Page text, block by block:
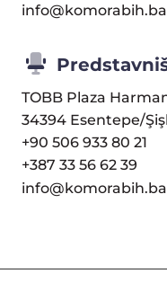
info@komorabih.ba
TOBB Plaza
34394 Esentepe/
+90 506 933 80 21
+387 33 56 62 39
info@komorabih.ba